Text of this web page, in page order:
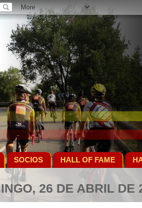
SOCIOS HALL OF FAME
26 DE ABRIL DE